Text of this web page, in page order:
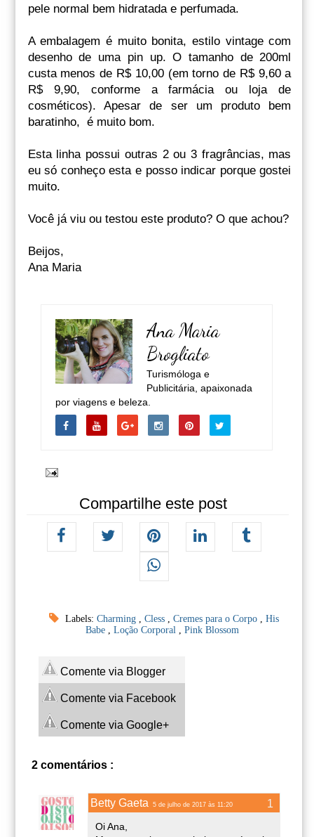
pele normal bem hidratada e perfumada.
A embalagem é muito bonita, estilo vintage com
desenho de uma pin up. O tamanho de 200ml
custa menos de R$ 10,00 (em torno de R$ 9,60 a
R$ 9,90, conforme a farmácia ou loja de
cosméticos). Apesar de ser um produto bem
baratinho, é muito bom.
Esta linha possui outras 2 ou 3 fragrâncias, mas
eu só conheço esta e posso indicar porque gostei
muito.
Você já viu ou testou este produto? O que achou?
Beijos,
Ana Maria
Ana Maria
Brogliato
Turismóloga e
Publicitária, apaixonada
por viagens e beleza.
Compartilhe este post
Labels: Charming Cless Cremes para o Corpo
His
Babe
Loção Corporal Pink Blossom
Comente via Blogger
Comente via Facebook
Comente via Google+
2 comentários :
Betty Gaeta 5 de julho de 2017 às 11:20
Oi Ana,